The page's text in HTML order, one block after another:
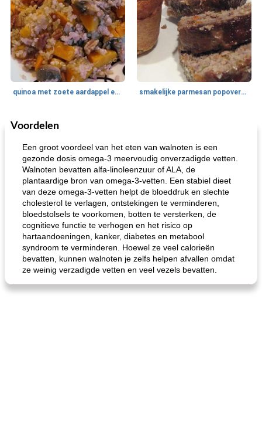
quinoa met zoete aardappel en champignons smakelijke parmesan popovers (gezonder!)
One Dish Meal
gemakkelijke rijst en hamburger een gerecht diner
Voordelen
Een groot voordeel van het eten van walnoten is een
gezonde dosis omega-3 meervoudig onverzadigde vetten.
Walnoten bevatten alfa-linoleenzuur of ALA, de
plantaardige bron van omega-3-vetten. Een stabiel dieet
van deze omega-3-vetten helpt de bloeddruk en slechte
cholesterol te verlagen, ontstekingen te verminderen,
bloedstolsels te voorkomen, botten te versterken, de
cognitieve functie te verhogen en het risico op
hartaandoeningen, kanker, diabetes en metabool
syndroom te verminderen. Hoewel ze veel calorieën
bevatten, kunnen walnoten je zelfs helpen afvallen omdat
ze weinig verzadigde vetten en veel vezels bevatten.